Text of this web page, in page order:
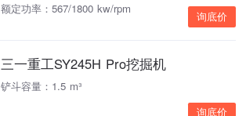
额定功率：567/1800 kw/rpm
询底价
三一重工SY245H Pro挖掘机
铲斗容量：1.5 m³
询底价